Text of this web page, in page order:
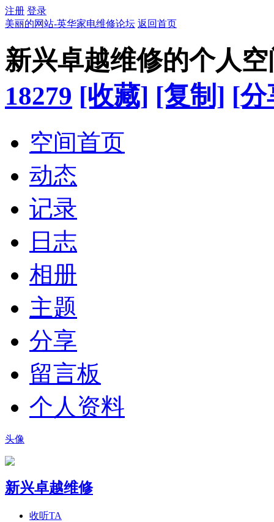
注册 登录
美丽的网站-英华家电维修论坛 返回首页
新兴卓越维修的个人空
18279 [收藏] [复制] [分
空间首页
动态
记录
日志
相册
主题
分享
留言板
个人资料
头像
新兴卓越维修
收听TA